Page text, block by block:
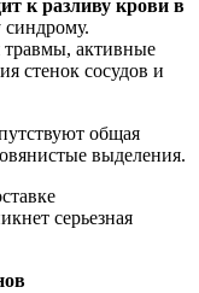
к разливу крови в
синдрому.
активные
стенок сосудов и
общая
выделения.
серьезная